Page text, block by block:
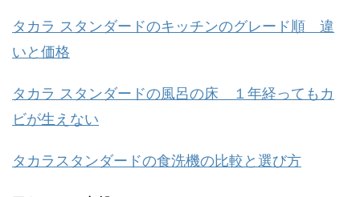
タカラ スタンダードのキッチンのグレード順 違
いと価格
タカラ スタンダードの風呂の床 １年経ってもカ
ビが生えない
タカラスタンダードの食洗機の比較と選び方